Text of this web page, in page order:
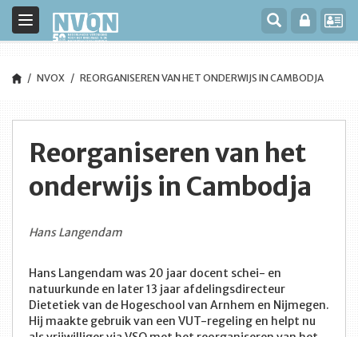
Toggle
navigation
NVOX REORGANISEREN VAN HET ONDERWIJS IN CAMBODJA
Reorganiseren van het
onderwijs in Cambodja
Hans Langendam
Hans Langendam was 20 jaar docent schei- en
natuurkunde en later 13 jaar afdelingsdirecteur
Dietetiek van de Hogeschool van Arnhem en Nijmegen.
Hij maakte gebruik van een VUT-regeling en helpt nu